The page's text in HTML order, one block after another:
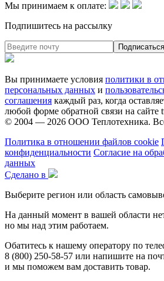
Мы принимаем к оплате:
Подпишитесь на рассылку
Вы принимаете условия политики в
персональных данных и
соглашения каждый раз, когда
любой форме обратной связи на сайте
© 2004 — 2026 ООО Теплотехника.
Политика в отношении файлов cookie
конфиденциальности Согласие на
данных
Сделано в
Выберите регион или область
На данный момент в вашей области
но мы над этим работаем.
Обатитесь к нашему оператору по
8 (800) 250-58-57 или напишите на
и мы поможем вам доставить товар.